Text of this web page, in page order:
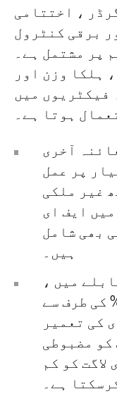
، اختتامی
برقی کنٹرول
پر مشتمل ہے۔
ہلکا وزن اور
فیکٹریوں میں
ہوتا ہے۔
آخری
پر عمل
غیر ملکی
ایف ای
بھی شامل
ہیں۔
میں ،
وزن تقریبا 15 15-30% کی طرف سے
کی تعمیر
مضبوطی
کو کم
ہے۔